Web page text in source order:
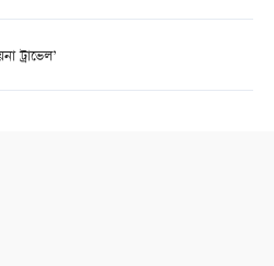
ট্রাভেল’